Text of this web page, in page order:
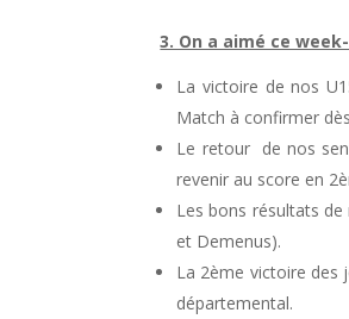
3. On a aimé ce
La victoire de nos
Match à confirmer
Le retour de nos
revenir au score en
Les bons résultats
et Demenus).
La 2ème victoire des
départemental.